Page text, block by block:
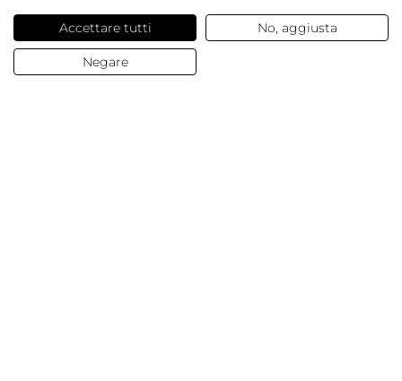
Accettare tutti No, aggiusta
Negare